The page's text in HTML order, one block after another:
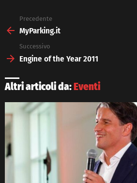
more
Precedente
MyParking.it
Successivo
Engine of the Year 2011
Altri articoli da:Eventi